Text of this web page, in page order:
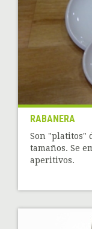
RABANERA
Son "platitos"
tamaños. Se
aperitivos.